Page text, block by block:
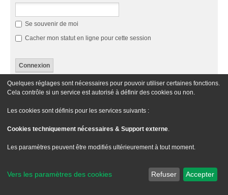
Se souvenir de moi
Cacher mon statut en ligne pour cette session
Cette catégorie n’a pas de forum.
Stylewe_universalcreated by INVENTEA & v12mike
Quelques réglages sont nécessaires pour pouvoir utiliser certaines fonctions.
Cela contrôle si un service est autorisé à définir des cookies ou non.
Les cookies sont définis pour les services suivants :
Cookies techniquement nécessaires & Support externe.
Les paramètres peuvent être modifiés ultérieurement à tout moment.
Vers les paramètres des cookies Refuser Accepter